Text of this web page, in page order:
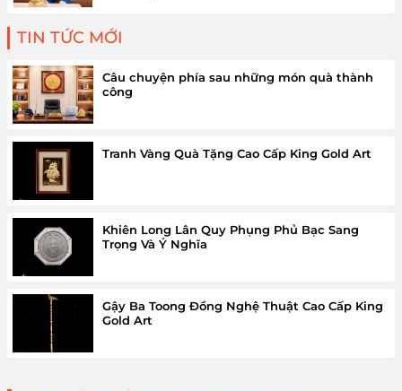
TIN TỨC MỚI
Câu chuyện phía sau những món quà thành
công
Tranh Vàng Quà Tặng Cao Cấp King Gold Art
Khiên Long Lân Quy Phụng Phủ Bạc Sang
Trọng Và Ý Nghĩa
Gậy Ba Toong Đồng Nghệ Thuật Cao Cấp King
Gold Art